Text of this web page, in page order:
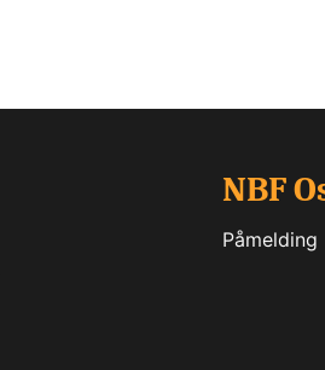
NBF
Påmelding